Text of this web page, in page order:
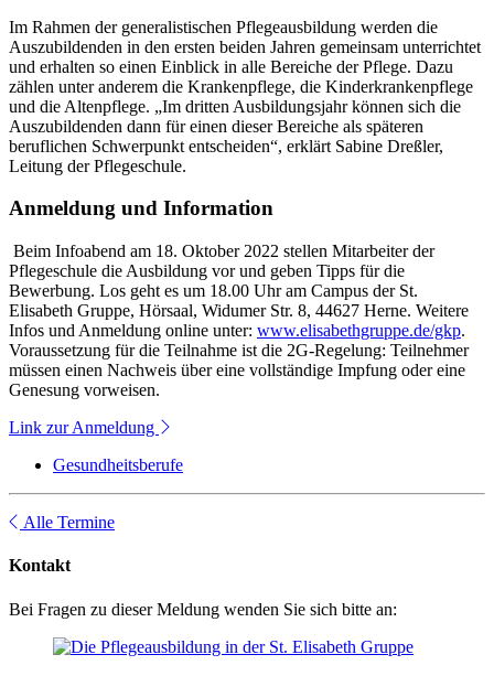
Im Rahmen der generalistischen Pflegeausbildung werden die
Auszubildenden in den ersten beiden Jahren gemeinsam unterrichtet
und erhalten so einen Einblick in alle Bereiche der Pflege. Dazu
zählen unter anderem die Krankenpflege, die Kinderkrankenpflege
und die Altenpflege. „Im dritten Ausbildungsjahr können sich die
Auszubildenden dann für einen dieser Bereiche als späteren
beruflichen Schwerpunkt entscheiden“, erklärt Sabine Dreßler,
Leitung der Pflegeschule.
Anmeldung und Information
Beim Infoabend am 18. Oktober 2022 stellen Mitarbeiter der
Pflegeschule die Ausbildung vor und geben Tipps für die
Bewerbung. Los geht es um 18.00 Uhr am Campus der St.
Elisabeth Gruppe, Hörsaal, Widumer Str. 8, 44627 Herne. Weitere
Infos und Anmeldung online unter: www.elisabethgruppe.de/gkp.
Voraussetzung für die Teilnahme ist die 2G-Regelung: Teilnehmer
müssen einen Nachweis über eine vollständige Impfung oder eine
Genesung vorweisen.
Link zur Anmeldung
Gesundheitsberufe
Alle Termine
Kontakt
Bei Fragen zu dieser Meldung wenden Sie sich bitte an: